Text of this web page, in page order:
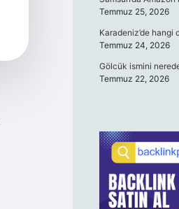
Temmuz 25, 2026
Karadeniz’de hangi
Temmuz 24, 2026
Gölcük ismini
Temmuz 22, 2026